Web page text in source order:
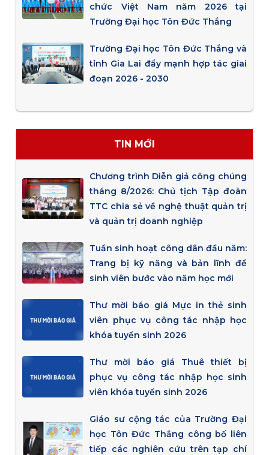
chức Việt Nam năm 2026 tại
Trường Đại học Tôn Đức Thắng
Trường Đại học Tôn Đức Thắng và
tỉnh Gia Lai đẩy mạnh hợp tác giai
đoạn 2026 - 2030
TIN MỚI
Chương trình Diễn giả công chúng
tháng 8/2026: Chủ tịch Tập đoàn
TTC chia sẻ về nghệ thuật quản trị
và quản trị doanh nghiệp
Tuần sinh hoạt công dân đầu năm:
Trang bị kỹ năng và bản lĩnh để
sinh viên bước vào năm học mới
Thư mời báo giá Mực in thẻ sinh
viên phục vụ công tác nhập học
khóa tuyển sinh 2026
Thư mời báo giá Thuê thiết bị
phục vụ công tác nhập học sinh
viên khóa tuyển sinh 2026
Giáo sư cộng tác của Trường Đại
học Tôn Đức Thắng công bố liên
tiếp các nghiên cứu trên tạp chí